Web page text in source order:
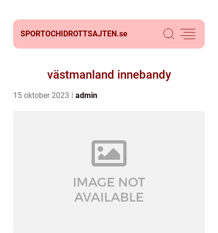
SPORTOCHIDROTTSAJTEN.se
västmanland innebandy
15 oktober 2023 admin